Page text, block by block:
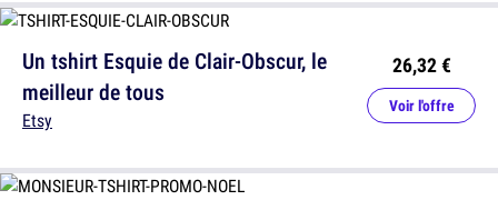
Un tshirt Esquie de Clair-Obscur, le
meilleur de tous
Etsy
26,32 €
Voir l'offre